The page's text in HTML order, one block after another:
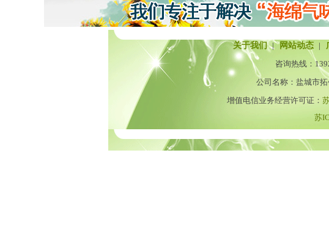
关于我们 | 网站动态 |
咨询热线：
公司名称：盐城市
增值电信业务经营许可证：
苏